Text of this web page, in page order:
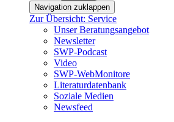
Navigation zuklappen
Zur Übersicht: Service
Unser Beratungsangebot
Newsletter
SWP-Podcast
Video
SWP-WebMonitore
Literaturdatenbank
Soziale Medien
Newsfeed